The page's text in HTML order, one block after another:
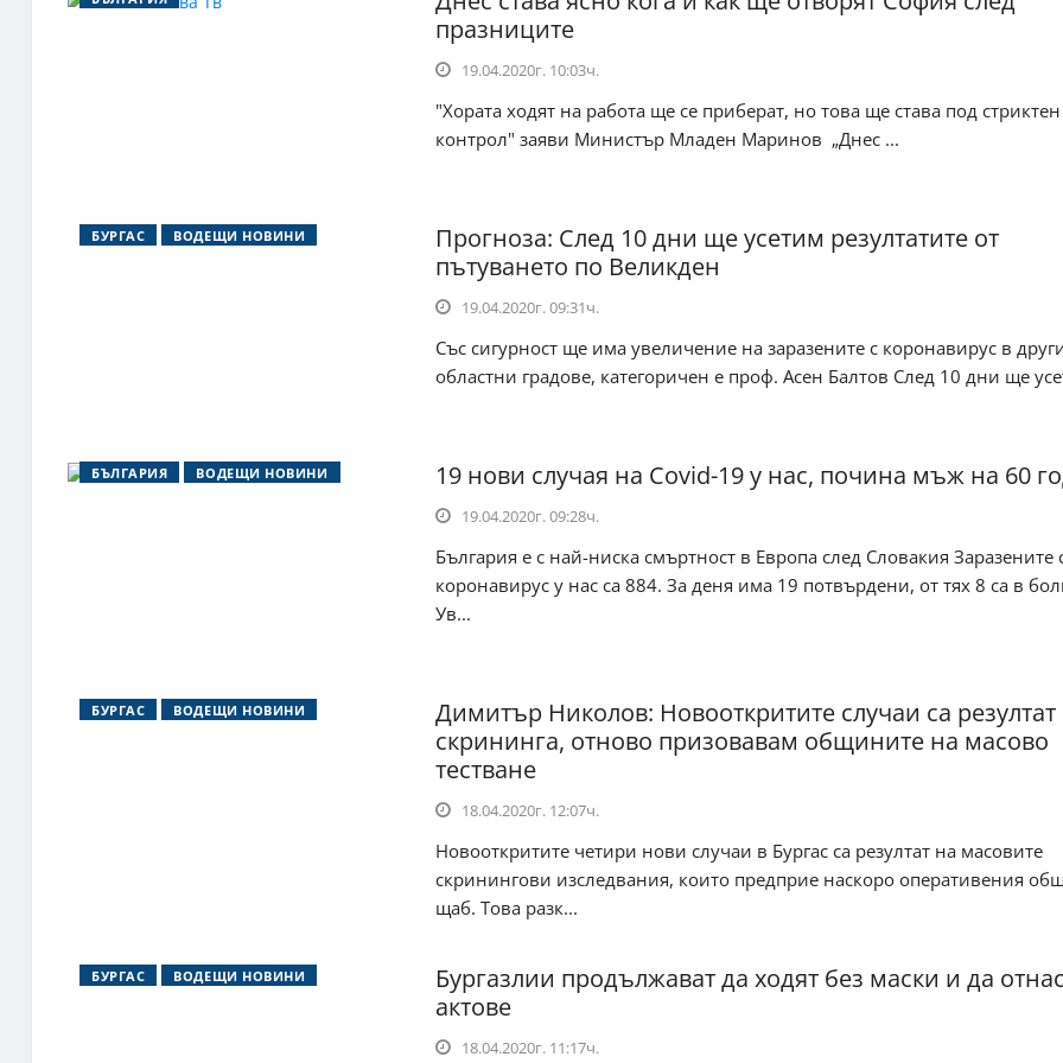
празниците
19.04.2020г. 10:03ч.
"Хората ходят на работа ще се приберат, но това ще става под стриктен
контрол" заяви Министър Младен Маринов „Днес ...
БУРГАС ВОДЕЩИ НОВИНИ
Прогноза: След 10 дни ще усетим резултатите от
пътуването по Великден
19.04.2020г. 09:31ч.
Със сигурност ще има увеличение на заразените с коронавирус в
областни градове, категоричен е проф. Асен Балтов След 10 дни ще
БЪЛГАРИЯ ВОДЕЩИ НОВИНИ 19 нови случая на Covid-19 у нас, почина мъж на 60
19.04.2020г. 09:28ч.
България е с най-ниска смъртност в Европа след Словакия Заразените
коронавирус у нас са 884. За деня има 19 потвърдени, от тях 8 са в
Ув...
БУРГАС ВОДЕЩИ НОВИНИ
Димитър Николов: Новооткритите случаи са резултат
скрининга, отново призовавам общините на масово
тестване
18.04.2020г. 12:07ч.
Новооткритите четири нови случаи в Бургас са резултат на масовите
скринингови изследвания, които предприе наскоро оперативения
щаб. Това разк...
БУРГАС ВОДЕЩИ НОВИНИ
Бургазлии продължават да ходят без маски и да
актове
18.04.2020г. 11:17ч.